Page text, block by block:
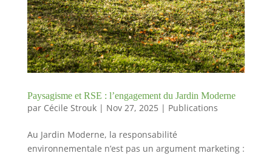
Paysagisme et RSE : l’engagement du Jardin Moderne
par Cécile Strouk| Nov 27, 2025| Publications
Au Jardin Moderne, la responsabilité
environnementale n’est pas un argument marketing :